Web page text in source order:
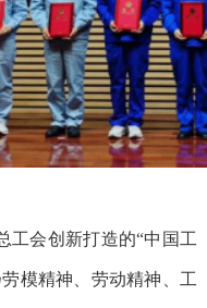
工会创新打造的“中国工
模精神、劳动精神、工